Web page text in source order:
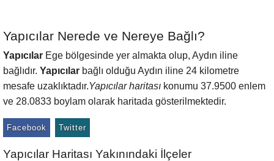
Yapıcılar Nerede ve Nereye Bağlı?
Yapıcılar Ege bölgesinde yer almakta olup, Aydın iline
bağlıdır. Yapıcılar bağlı olduğu Aydın iline 24 kilometre
mesafe uzaklıktadır.Yapıcılar haritası konumu 37.9500 enlem
ve 28.0833 boylam olarak haritada gösterilmektedir.
Facebook Twitter
Yapıcılar Haritası Yakınındaki İlçeler